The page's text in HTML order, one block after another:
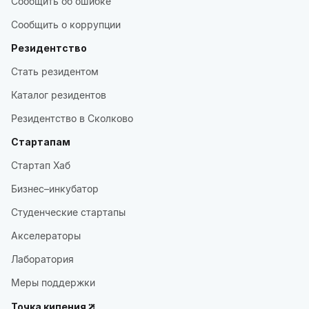
Сообщить о коррупции
Резидентство
Стать резидентом
Каталог резидентов
Резидентство в Сколково
Стартапам
Стартап Хаб
Бизнес–инкубатор
Студенческие стартапы
Акселераторы
Лаборатория
Меры поддержки
Точка кипения